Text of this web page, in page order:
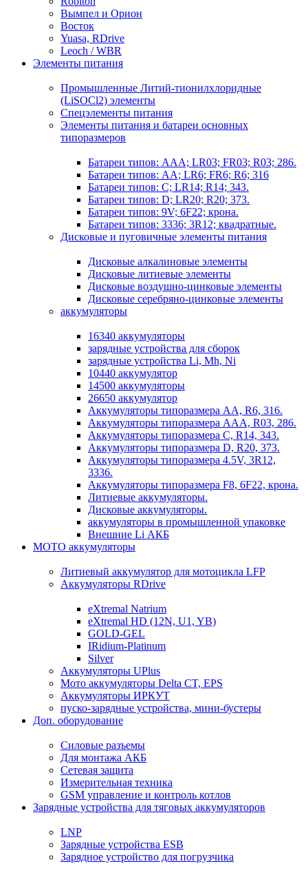
Вымпел и Орион
Восток
Yuasa, RDrive
Leoch / WBR
Элементы питания
Промышленные Литий-тионилхлоридные
(LiSOCl2) элементы
Спецэлементы питания
Элементы питания и батареи основных
типоразмеров
Батареи типов: AAA; LR03; FR03; R03; 286.
Батареи типов: AA; LR6; FR6; R6; 316
Батареи типов: C; LR14; R14; 343.
Батареи типов: D; LR20; R20; 373.
Батареи типов: 9V; 6F22; крона.
Батареи типов: 3336; 3R12; квадратные.
Дисковые и пуговичные элементы питания
Дисковые алкалиновые элементы
Дисковые литиевые элементы
Дисковые воздушно-цинковые элементы
Дисковые серебряно-цинковые элементы
аккумуляторы
16340 аккумуляторы
зарядные устройства для сборок
зарядные устройства Li, Mh, Ni
10440 аккумулятор
14500 аккумуляторы
26650 аккумулятор
Аккумуляторы типоразмера АА, R6, 316.
Аккумуляторы типоразмера ААА, R03, 286.
Аккумуляторы типоразмера С, R14, 343.
Аккумуляторы типоразмера D, R20, 373.
Аккумуляторы типоразмера 4.5V, 3R12,
3336.
Аккумуляторы типоразмера F8, 6F22, крона.
Литиевые аккумуляторы.
Дисковые аккумуляторы.
аккумуляторы в промышленной упаковке
Внешние Li АКБ
МОТО аккумуляторы
Литиевый аккумулятор для мотоцикла LFP
Аккумуляторы RDrive
eXtremal Natrium
eXtremal HD (12N, U1, YB)
GOLD-GEL
IRidium-Platinum
Silver
Аккумуляторы UPlus
Мото аккумуляторы Delta CT, EPS
Аккумуляторы ИРКУТ
пуско-зарядные устройства, мини-бустеры
Доп. оборудование
Силовые разъемы
Для монтажа АКБ
Сетевая защита
Измерительная техника
GSM управление и контроль котлов
Зарядные устройства для тяговых аккумуляторов
LNP
Зарядные устройства ESB
Зарядное устройство для погрузчика